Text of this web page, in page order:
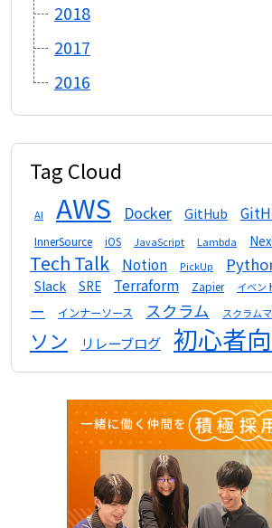
2018
2017
2016
Tag Cloud
AI AWS Docker GitHub
InnerSource iOS JavaScript Lambda
Tech Talk
Notion PickUp
Slack SRE Terraform Zapier イベン
ー
インナーソース スクラム スクラム
ソン
リレーブログ 初心者